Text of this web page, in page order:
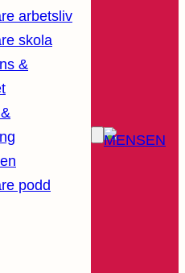
arbetsliv
skola
&
podd